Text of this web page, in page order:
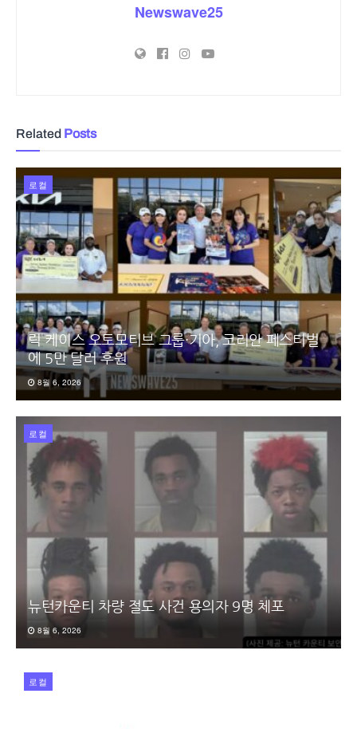
Newswave25
Related Posts
로컬
릭 케이스 오토모티브 그룹·기아, 코리안 페스티벌
에 5만 달러 후원
8월 6, 2026
로컬
뉴턴카운티 차량 절도 사건 용의자 9명 체포
8월 6, 2026
로컬